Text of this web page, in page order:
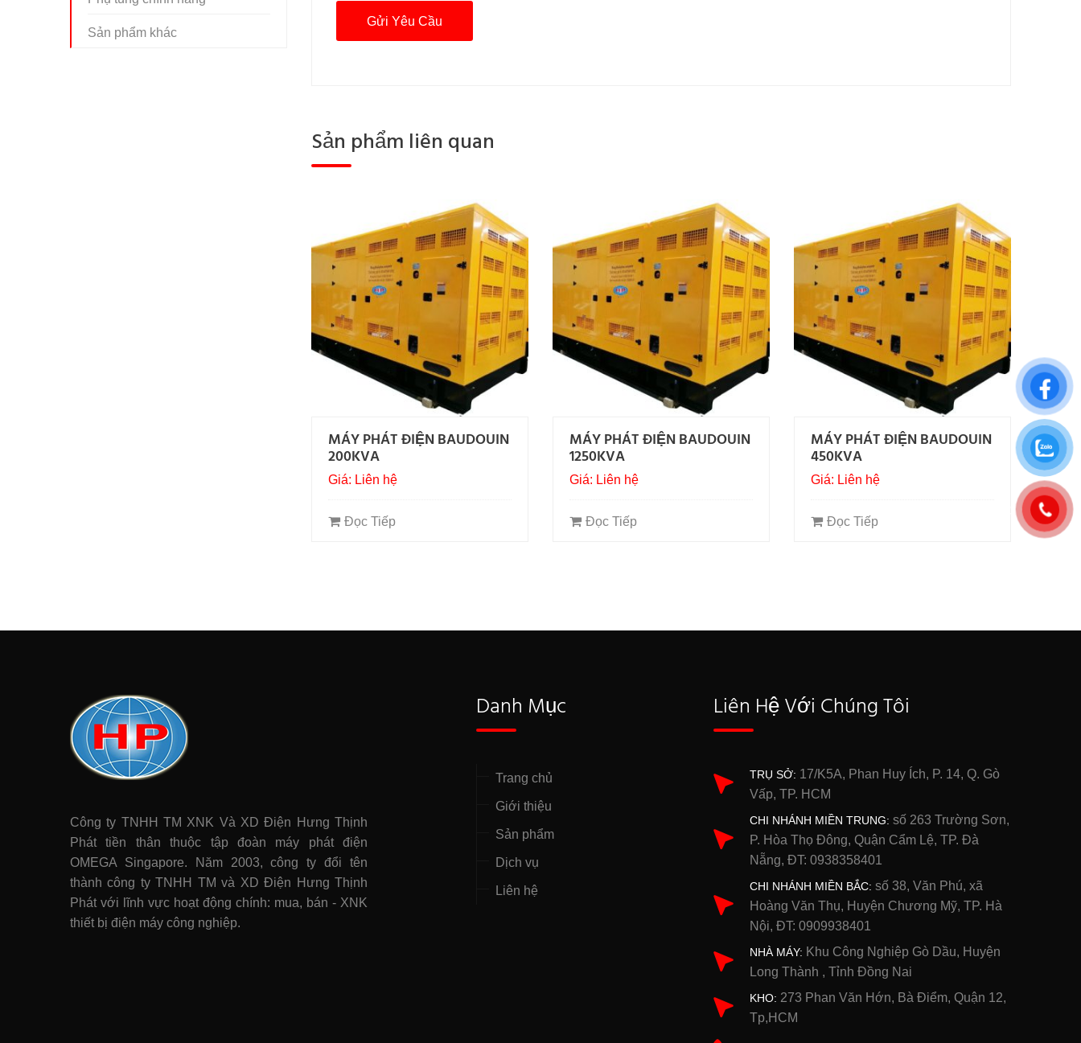
Sản phẩm liên quan
MÁY PHÁT ĐIỆN BAUDOUIN
200KVA
Giá: Liên hệ
Đọc Tiếp
MÁY PHÁT ĐIỆN BAUDOUIN
1250KVA
Giá: Liên hệ
Đọc Tiếp
MÁY PHÁT ĐIỆN BAUDOUIN
450KVA
Giá: Liên hệ
Đọc Tiếp
Sản phẩm khác
Công ty TNHH TM XNK Và XD Điện Hưng Thịnh
Phát tiền thân thuộc tập đoàn máy phát điện
OMEGA Singapore. Năm 2003, công ty đổi tên
thành công ty TNHH TM và XD Điện Hưng Thịnh
Phát với lĩnh vực hoạt động chính: mua, bán - XNK
thiết bị điện máy công nghiệp.
Danh Mục
Trang chủ
Giới thiệu
Sản phẩm
Dịch vụ
Liên hệ
Liên Hệ Với Chúng Tôi
TRỤ SỞ: 17/K5A, Phan Huy Ích, P. 14, Q. Gò
Vấp, TP. HCM
CHI NHÁNH MIỀN TRUNG: số 263 Trường Sơn,
P. Hòa Thọ Đông, Quận Cẩm Lệ, TP. Đà
Nẵng, ĐT: 0938358401
CHI NHÁNH MIỀN BẮC: số 38, Văn Phú, xã
Hoàng Văn Thụ, Huyện Chương Mỹ, TP. Hà
Nội, ĐT: 0909938401
NHÀ MÁY: Khu Công Nghiệp Gò Dầu, Huyện
Long Thành , Tỉnh Đồng Nai
KHO: 273 Phan Văn Hớn, Bà Điểm, Quận 12,
Tp,HCM